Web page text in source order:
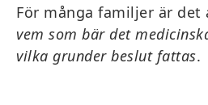
För många familjer är det
vem som bär det
vilka grunder beslut fattas.